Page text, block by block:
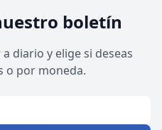
boletín
diario y elige si deseas
o por moneda.